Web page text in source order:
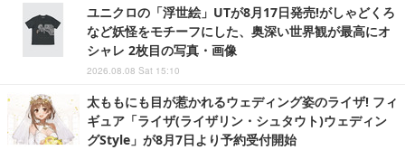
ユニクロの「浮世絵」UTが8月17日発売!がしゃどくろ
など妖怪をモチーフにした、奥深い世界観が最高にオ
シャレ 2枚目の写真・画像
2026.08.08 Sat 15:10
太ももにも目が惹かれるウェディング姿のライザ! フィ
ギュア「ライザ(ライザリン・シュタウト)ウェディン
グStyle」が8月7日より予約受付開始